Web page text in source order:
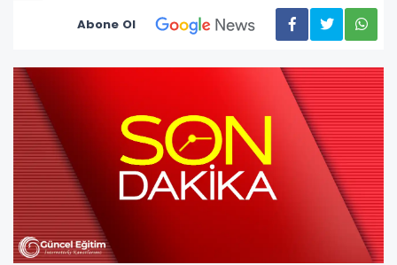
Abone Ol